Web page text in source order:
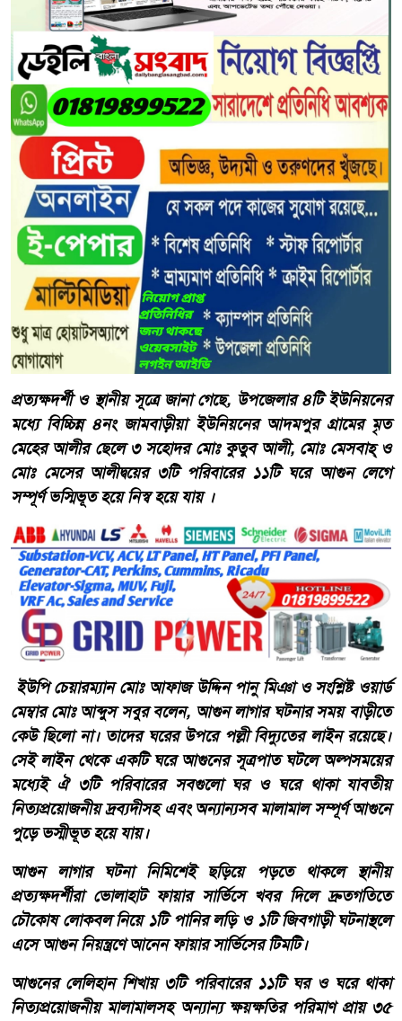
প্রত্যক্ষদর্শী ও স্থানীয় সূত্রে জানা গেছে, উপজেলার ৪টি ইউনিয়নের
মধ্যে বিচ্চিন্ন ৪নং জামবাড়ীয়া ইউনিয়নের আদমপুর গ্রামের মৃত
মেহের আলীর ছেলে ৩ সহোদর মোঃ কুতুব আলী, মোঃ মেসবাহ্ ও
মোঃ মেসের আলীদ্বয়ের ৩টি পরিবারের ১১টি ঘরে আগুন লেগে
সম্পূর্ণ ভস্মিভূত হয়ে নিস্ব হয়ে যায় ।
ইউপি চেয়ারম্যান মোঃ আফাজ উদ্দিন পানু মিঞা ও সংশ্লিষ্ট ওয়ার্ড
মেম্বার মোঃ আব্দুস সবুর বলেন, আগুন লাগার ঘটনার সময় বাড়ীতে
কেউ ছিলো না। তাদের ঘরের উপরে পল্লী বিদ্যুতের লাইন রয়েছে।
সেই লাইন থেকে একটি ঘরে আগুনের সূত্রপাত ঘটলে অল্পসময়ের
মধ্যেই ঐ ৩টি পরিবারের সবগুলো ঘর ও ঘরে থাকা যাবতীয়
নিত্যপ্রয়োজনীয় দ্রব্যদীসহ এবং অন্যান্যসব মালামাল সম্পূর্ণ আগুনে
পুড়ে ভস্মীভূত হয়ে যায়।
আগুন লাগার ঘটনা নিমিশেই ছড়িয়ে পড়তে থাকলে স্থানীয়
প্রত্যক্ষদর্শীরা ভোলাহাট ফায়ার সার্ভিসে খবর দিলে দ্রুতগতিতে
চৌকোষ লোকবল নিয়ে ১টি পানির লড়ি ও ১টি জিবগাড়ী ঘটনাস্থলে
এসে আগুন নিয়ন্ত্রণে আনেন ফায়ার সার্ভিসের টিমটি।
আগুনের লেলিহান শিখায় ৩টি পরিবারের ১১টি ঘর ও ঘরে থাকা
নিত্যপ্রয়োজনীয় মালামালসহ অন্যান্য ক্ষয়ক্ষতির পরিমাণ প্রায় ৩৫